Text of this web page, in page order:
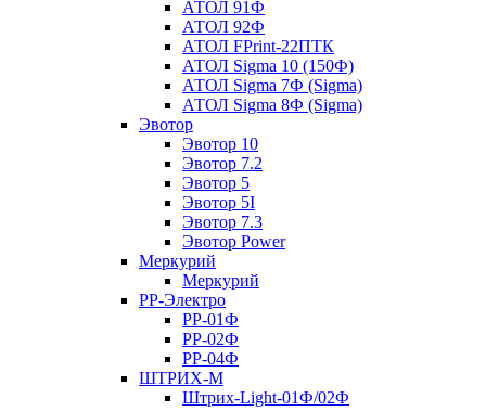
АТОЛ 91Ф
АТОЛ 92Ф
АТОЛ FPrint-22ПТК
АТОЛ Sigma 10 (150Ф)
АТОЛ Sigma 7Ф (Sigma)
АТОЛ Sigma 8Ф (Sigma)
Эвотор
Эвотор 10
Эвотор 7.2
Эвотор 5
Эвотор 5I
Эвотор 7.3
Эвотор Power
Меркурий
Меркурий
РР-Электро
РР-01Ф
РР-02Ф
РР-04Ф
ШТРИХ-М
Штрих-Light-01Ф/02Ф